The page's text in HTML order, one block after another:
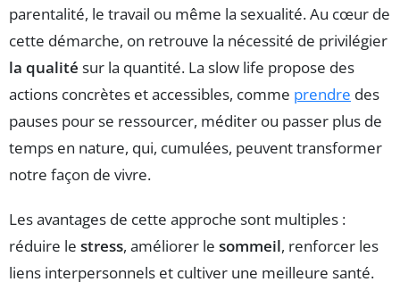
parentalité, le travail ou même la sexualité. Au cœur de
cette démarche, on retrouve la nécessité de privilégier
la qualité sur la quantité. La slow life propose des
actions concrètes et accessibles, comme prendre des
pauses pour se ressourcer, méditer ou passer plus de
temps en nature, qui, cumulées, peuvent transformer
notre façon de vivre.
Les avantages de cette approche sont multiples :
réduire le stress, améliorer le sommeil, renforcer les
liens interpersonnels et cultiver une meilleure santé.